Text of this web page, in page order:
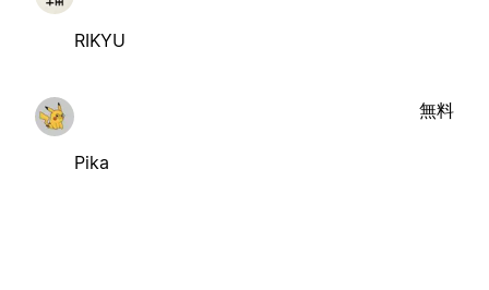
RIKYU
Pika
無料